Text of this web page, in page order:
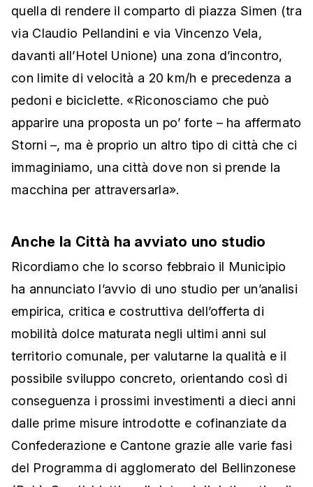
quella di rendere il comparto di piazza Simen (tra
via Claudio Pellandini e via Vincenzo Vela,
davanti all’Hotel Unione) una zona d’incontro,
con limite di velocità a 20 km/h e precedenza a
pedoni e biciclette. «Riconosciamo che può
apparire una proposta un po’ forte – ha affermato
Storni –, ma è proprio un altro tipo di città che ci
immaginiamo, una città dove non si prende la
macchina per attraversarla».
Anche la Città ha avviato uno studio
Ricordiamo che lo scorso febbraio il Municipio
ha annunciato l’avvio di uno studio per un’analisi
empirica, critica e costruttiva dell’offerta di
mobilità dolce maturata negli ultimi anni sul
territorio comunale, per valutarne la qualità e il
possibile sviluppo concreto, orientando così di
conseguenza i prossimi investimenti a dieci anni
dalle prime misure introdotte e cofinanziate da
Confederazione e Cantone grazie alle varie fasi
del Programma di agglomerato del Bellinzonese